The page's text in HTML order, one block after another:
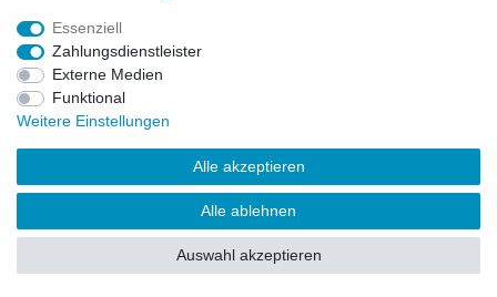
© Copyright 2026 | Alle Rechte vorbehalten.
Essenziell
Zahlungsdienstleister
Externe Medien
Funktional
Weitere Einstellungen
Alle akzeptieren
Alle ablehnen
Auswahl akzeptieren